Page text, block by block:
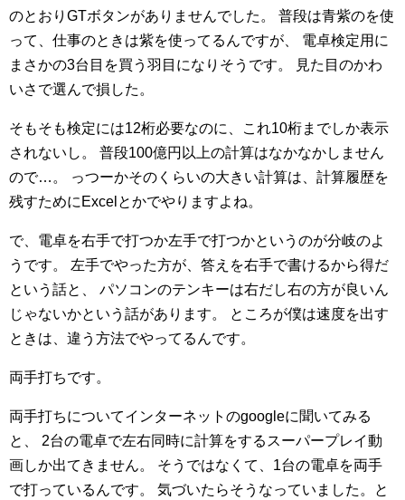
のとおりGTボタンがありませんでした。
普段は青紫のを使
って、仕事のときは紫を使ってるんですが、
電卓検定用に
まさかの3台目を買う羽目になりそうです。
見た目のかわ
いさで選んで損した。
そもそも検定には12桁必要なのに、これ10桁までしか表示
されないし。
普段100億円以上の計算はなかなかしません
ので…。
っつーかそのくらいの大きい計算は、計算履歴を
残すためにExcelとかでやりますよね。
で、電卓を右手で打つか左手で打つかというのが分岐のよ
うです。
左手でやった方が、答えを右手で書けるから得だ
という話と、
パソコンのテンキーは右だし右の方が良いん
じゃないかという話があります。
ところが僕は速度を出す
ときは、違う方法でやってるんです。
両手打ちです。
両手打ちについてインターネットのgoogleに聞いてみる
と、
2台の電卓で左右同時に計算をするスーパープレイ動
画しか出てきません。
そうではなくて、1台の電卓を両手
で打っているんです。
気づいたらそうなっていました。と